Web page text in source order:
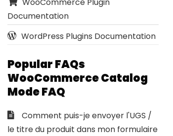
Documentation
WordPress Plugins Documentation
Popular FAQs
WooCommerce Catalog
Mode FAQ
Comment puis-je envoyer l'UGS /
le titre du produit dans mon formulaire